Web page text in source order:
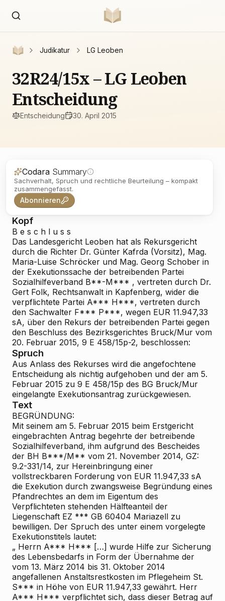
Judikatur LG Leoben
32R24/15x – LG Leoben
Entscheidung
Entscheidung 30. April 2015
Codara Summary
Sachverhalt, Spruch und rechtliche Beurteilung – kompakt
zusammengefasst.
Abonnieren
Kopf
B e s c h l u s s
Das Landesgericht Leoben hat als Rekursgericht
durch die Richter Dr. Günter Kafrda (Vorsitz), Mag.
Maria-Luise Schröcker und Mag. Georg Schober in
der Exekutionssache der betreibenden Partei
Sozialhilfeverband B**-M*** , vertreten durch Dr.
Gert Folk, Rechtsanwalt in Kapfenberg, wider die
verpflichtete Partei A*** H***, vertreten durch
den Sachwalter F*** P***, wegen EUR 11.947,33
sA, über den Rekurs der betreibenden Partei gegen
den Beschluss des Bezirksgerichtes Bruck/Mur vom
20. Februar 2015, 9 E 458/15p-2, beschlossen:
Spruch
Aus Anlass des Rekurses wird die angefochtene
Entscheidung als nichtig aufgehoben und der am 5.
Februar 2015 zu 9 E 458/15p des BG Bruck/Mur
eingelangte Exekutionsantrag zurückgewiesen.
Text
BEGRÜNDUNG:
Mit seinem am 5. Februar 2015 beim Erstgericht
eingebrachten Antrag begehrte der betreibende
Sozialhilfeverband, ihm aufgrund des Bescheides
der BH B***/M** vom 21. November 2014, GZ:
9.2-331/14, zur Hereinbringung einer
vollstreckbaren Forderung von EUR 11.947,33 sA
die Exekution durch zwangsweise Begründung eines
Pfandrechtes an dem im Eigentum des
Verpflichteten stehenden Hälfteanteil der
Liegenschaft EZ *** GB 60404 Mariazell zu
bewilligen. Der Spruch des unter einem vorgelegte
Exekutionstitels lautet:
„ Herrn A*** H*** […] wurde Hilfe zur Sicherung
des Lebensbedarfs in Form der Übernahme der
vom 13. März 2014 bis 31. Oktober 2014
angefallenen Anstaltsrestkosten im Pflegeheim St.
S*** in Höhe von EUR 11.947,33 gewährt. Herr
A*** H*** verpflichtet sich, dass dieser Betrag auf